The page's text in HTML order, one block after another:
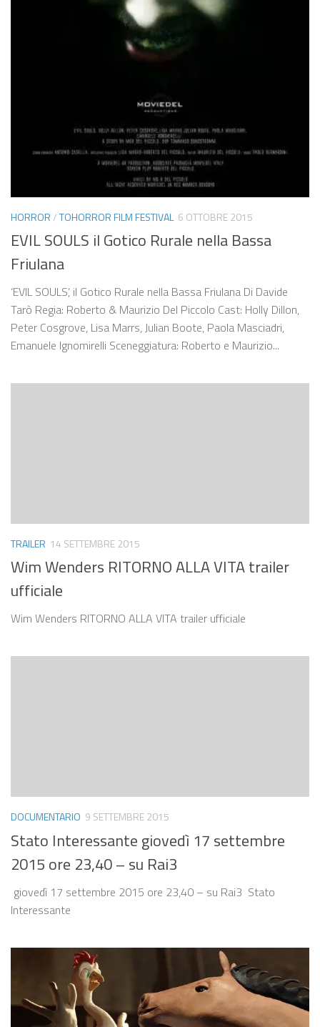
HORROR/TOHORROR FILM FESTIVAL 6 OTTOBRE 2015
EVIL SOULS il Gotico Rurale nella Bassa
Friulana
‘EVIL SOULS’, il Gotico Rurale nella Bassa Friulana Di Davide
Tarò Regia: Roberto & Maurizio Del Piccolo Cast: Holly Dillon,
Peter Cosgrove, Lisa Marrs, Julian Boote, Paola Masciadri,
Emanuele Ignomirelli Sceneggiatura: Roberto e Maurizio...
TRAILER 14 SETTEMBRE 2015
Wim Wenders RITORNO ALLA VITA trailer
ufficiale
Wim Wenders RITORNO ALLA VITA trailer ufficiale
DOCUMENTARIO 9 SETTEMBRE 2015
Stato Interessante giovedì 17 settembre
2015 ore 23,40 – su Rai3
giovedì 17 settembre 2015 ore 23,40 – su Rai3 Stato
Interessante